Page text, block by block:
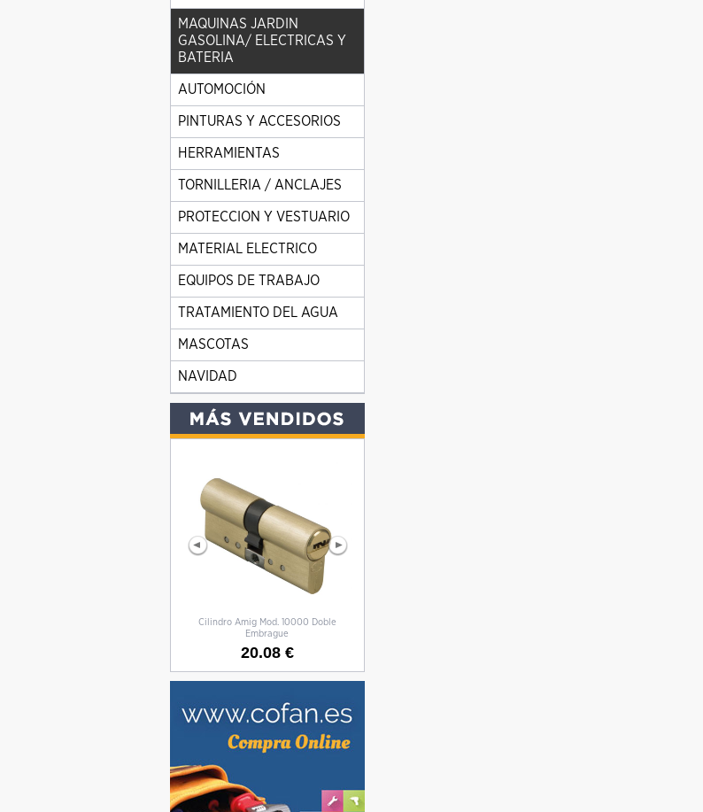
MAQUINAS JARDIN
GASOLINA/ ELECTRICAS Y
BATERIA
AUTOMOCIÓN
PINTURAS Y ACCESORIOS
HERRAMIENTAS
TORNILLERIA / ANCLAJES
PROTECCION Y VESTUARIO
MATERIAL ELECTRICO
EQUIPOS DE TRABAJO
TRATAMIENTO DEL AGUA
MASCOTAS
NAVIDAD
Cilindro Amig Mod. 10000 Doble
Embrague
20.08 €